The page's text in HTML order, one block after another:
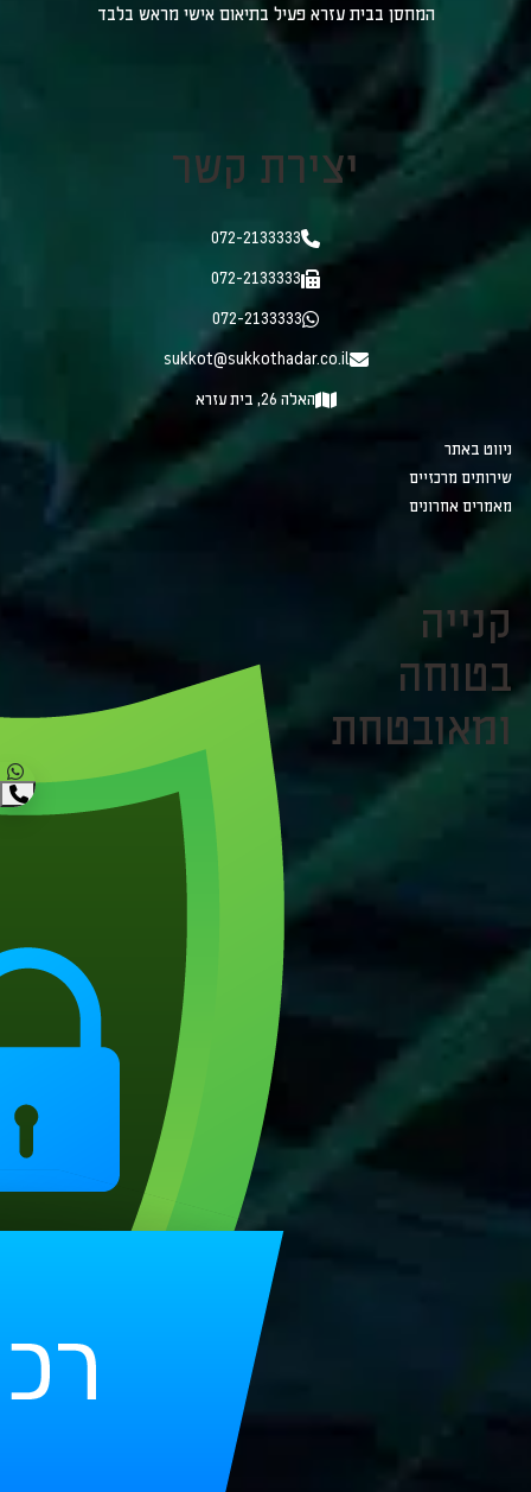
המחסן בבית עזרא פעיל בתיאום אישי מראש בלבד
יצירת קשר
072-2133333
072-2133333
072-2133333
sukkot@sukkothadar.co.il
האלה 26, בית עזרא
ניווט באתר
שירותים מרכזיים
מאמרים אחרונים
קנייה
בטוחה
ומאובטחת